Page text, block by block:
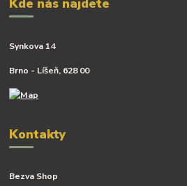
Kde nás najdete
Synkova 14
Brno - Líšeň, 628 00
Kontakty
Bezva Shop